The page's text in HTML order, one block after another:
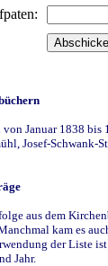
Januar 1838
Josef-Schwank-
aus dem
kam es
der Liste
Jahr.